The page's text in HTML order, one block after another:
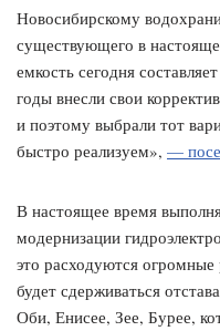
Новосибирскому
существующего в
емкость сегодня
годы внесли свои
и поэтому выбрали тот
быстро реализуем», —
В настоящее время
модернизации
это расходуются
будет сдерживаться
Оби, Енисее, Зее, Бурее,